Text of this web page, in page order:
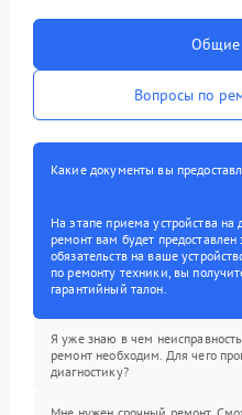
Общие
Вопросы по
Какие документы вы
На этапе приема устройства
ремонт вам будет
обязательств на ваше
по ремонту техники, вы
гарантийный талон.
Я уже знаю в чем
ремонт необходим. Для чего
диагностику?